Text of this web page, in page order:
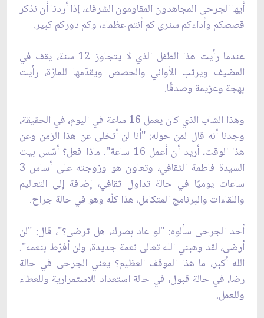
أيها الجرحى المجاهدون المقاومون الشرفاء، إذا أردنا أن نذكر
قصصكم وأداءكم سنرى كم أنتم عظماء، وكم دوركم كبير.
عندما رأيت هذا الطفل الذي لا يتجاوز 12 سنة، يقف في
المضيف ويرتب الأواني والحصص ويقدّمها للمارّة، رأيت
بهجة وعزيمة وصدقًا.
وهذا الشاب الذي كان يعمل 16 ساعة في اليوم، في الحقيقة،
وجدنا أنه قال لمن حوله: "أنا لن أتخلى عن هذا الزمن وعن
هذا الوقت، أريد أن أعمل 16 ساعة". ماذا فعل؟ أسّس بيت
السيدة فاطمة الثقافي، وتعاون هو وزوجته على أساس 3
ساعات يوميًا في حالة تداول ثقافي، إضافة إلى التعاليم
واللقاءات والبرنامج المتكامل، هذا كلّه وهو في حالة جراح.
أحد الجرحى سألوه: "لو عاد بصرك، هل ترضى؟"، قال: "لن
أرضى، لقد وهبني الله تعالى نعمة جديدة، ولن أفرّط بنعمه".
الله أكبر، ما هذا الموقف العظيم؟ يعني الجرحى في حالة
رضا، في حالة قبول، في حالة استعداد للاستمرارية وللعطاء
وللعمل.